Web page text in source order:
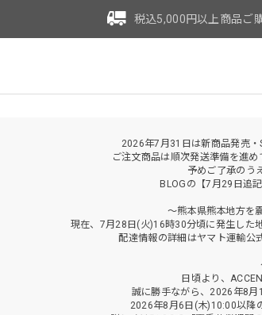
税込5,000円以上商品ご
2026年7月31日は新商品発売・
ご注文商品は順次発送準備を進
予めご了承のう
BLOGの【7月29日追
～熊本県熊本地方を
現在、7月28日(火)16時30分頃に発生した
配達情報の詳細はヤマト運輸公
日頃より、
誠に勝手ながら、2026年8月
2026年8月6日(木)10:00以降